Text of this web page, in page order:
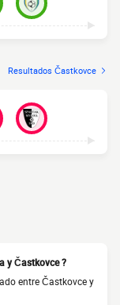
Resultados Častkovce
y Častkovce ?
entre Častkovce y